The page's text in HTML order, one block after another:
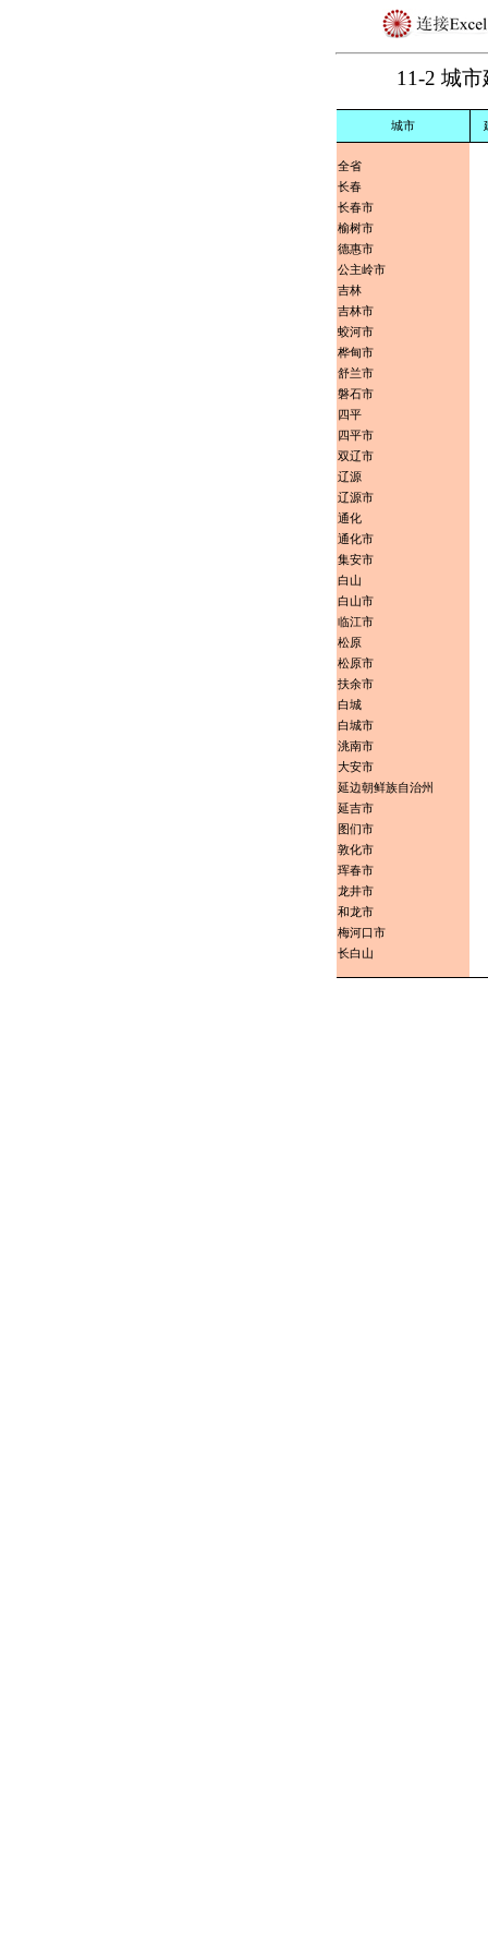
11-2 城
城市
全省
长春
长春市
榆树市
德惠市
公主岭市
吉林
吉林市
蛟河市
桦甸市
舒兰市
磐石市
四平
四平市
双辽市
辽源
辽源市
通化
通化市
集安市
白山
白山市
临江市
松原
松原市
扶余市
白城
白城市
洮南市
大安市
延边朝鲜族自治州
延吉市
图们市
敦化市
珲春市
龙井市
和龙市
梅河口市
长白山